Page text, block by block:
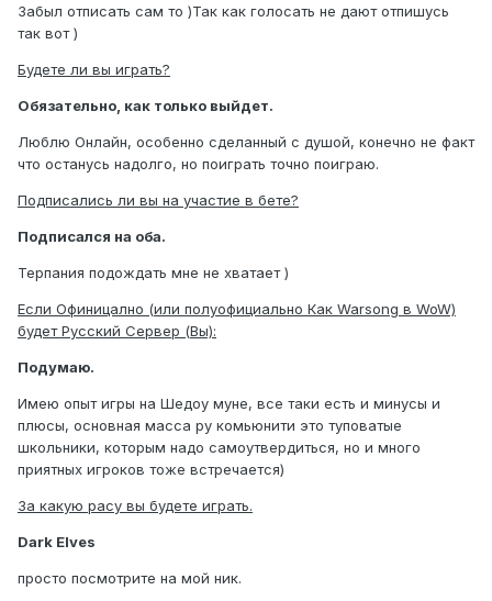
Забыл отписать сам то )Так как голосать не дают отпишусь
так вот )
Будете ли вы играть?
Обязательно, как только выйдет.
Люблю Онлайн, особенно сделанный с душой, конечно не факт
что останусь надолго, но поиграть точно поиграю.
Подписались ли вы на участие в бете?
Подписался на оба.
Терпания подождать мне не хватает )
Если Офиницално (или полуофициально Как Warsong в WoW)
будет Русский Сервер (Вы):
Подумаю.
Имею опыт игры на Шедоу муне, все таки есть и минусы и
плюсы, основная масса ру комьюнити это туповатые
школьники, которым надо самоутвердиться, но и много
приятных игроков тоже встречается)
За какую расу вы будете играть.
Dark Elves
просто посмотрите на мой ник.